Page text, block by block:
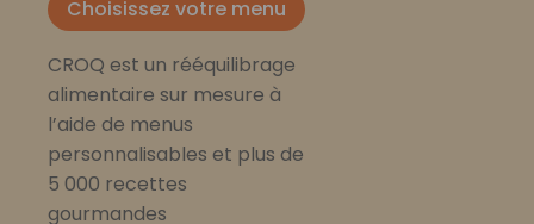
Choisissez votre menu
CROQ est un rééquilibrage
alimentaire sur mesure à
l’aide de menus
personnalisables et plus de
5 000 recettes
gourmandes